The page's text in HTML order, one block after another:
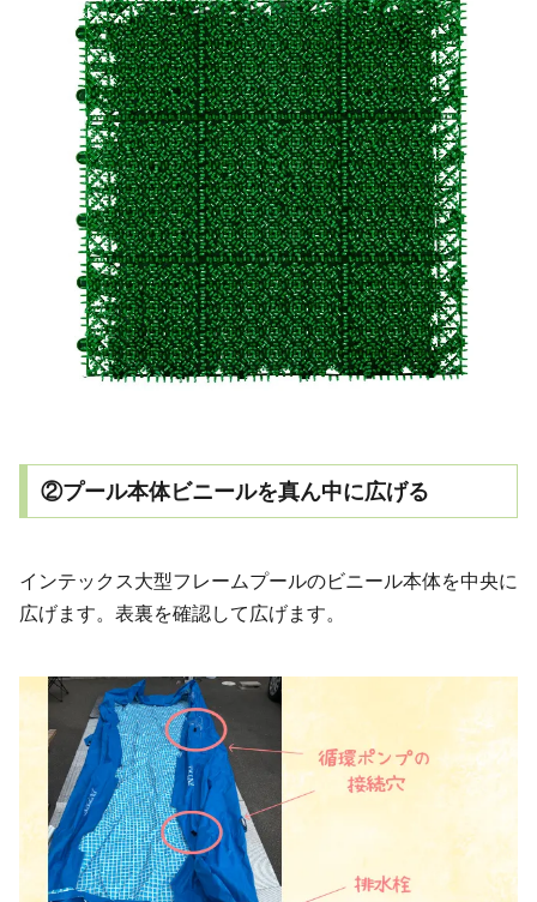
②プール本体ビニールを真ん中に広げる
インテックス大型フレームプールのビニール本体を中央に
広げます。表裏を確認して広げます。